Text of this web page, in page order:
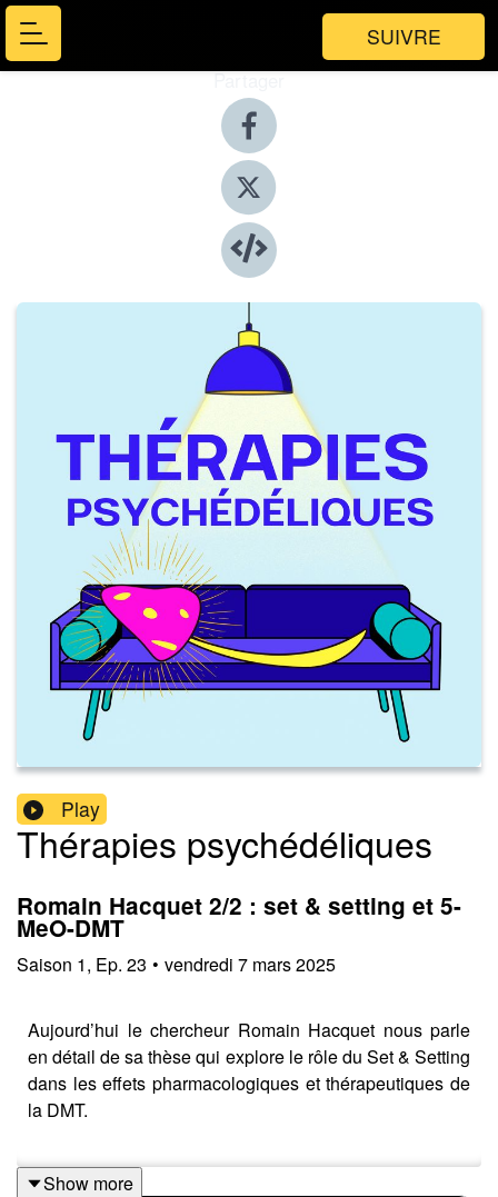
SUIVRE
Partager
Play
Thérapies psychédéliques
Romain Hacquet 2/2 : set & setting et 5-
MeO-DMT
Saison 1, Ep. 23 • vendredi 7 mars 2025
Aujourd’hui le chercheur Romain Hacquet nous parle
en détail de sa thèse qui explore le rôle du Set & Setting
dans les effets pharmacologiques et thérapeutiques de
la DMT.
Show more